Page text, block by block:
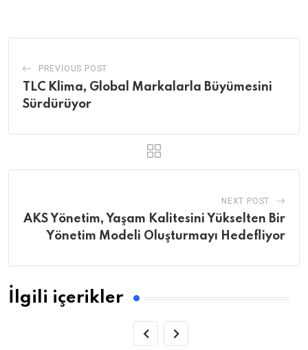
PREVIOUS POST
TLC Klima, Global Markalarla Büyümesini
Sürdürüyor
NEXT POST
AKS Yönetim, Yaşam Kalitesini Yükselten Bir
Yönetim Modeli Oluşturmayı Hedefliyor
İlgili içerikler